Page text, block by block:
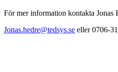
För mer information kontakta Jonas
Jonas.hedre@tedsys.se eller 0706-